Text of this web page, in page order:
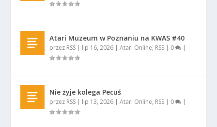
Atari Muzeum w Poznaniu na KWAS #40
przez RSS | lip 16, 2026 |Atari Online, RSS | 0 |
Nie żyje kolega Pecuś
przez RSS | lip 13, 2026 |Atari Online, RSS | 0 |